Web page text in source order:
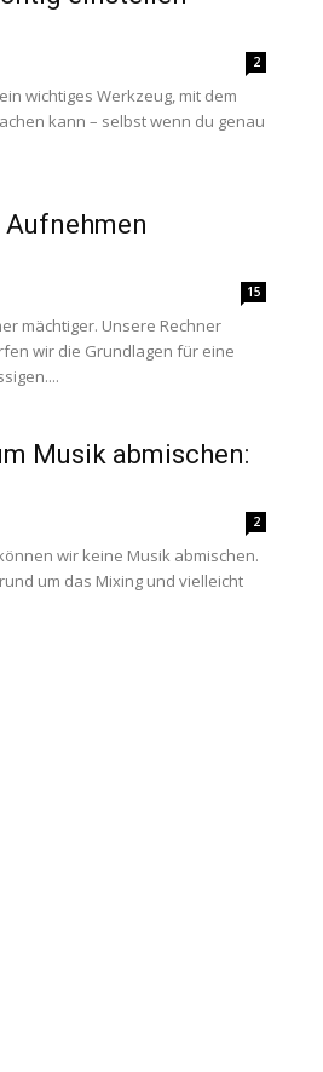
2
wichtiges Werkzeug, mit dem
kann – selbst wenn du genau
15
mächtiger. Unsere Rechner
wir die Grundlagen für eine
Musik abmischen:
2
wir keine Musik abmischen.
um das Mixing und vielleicht